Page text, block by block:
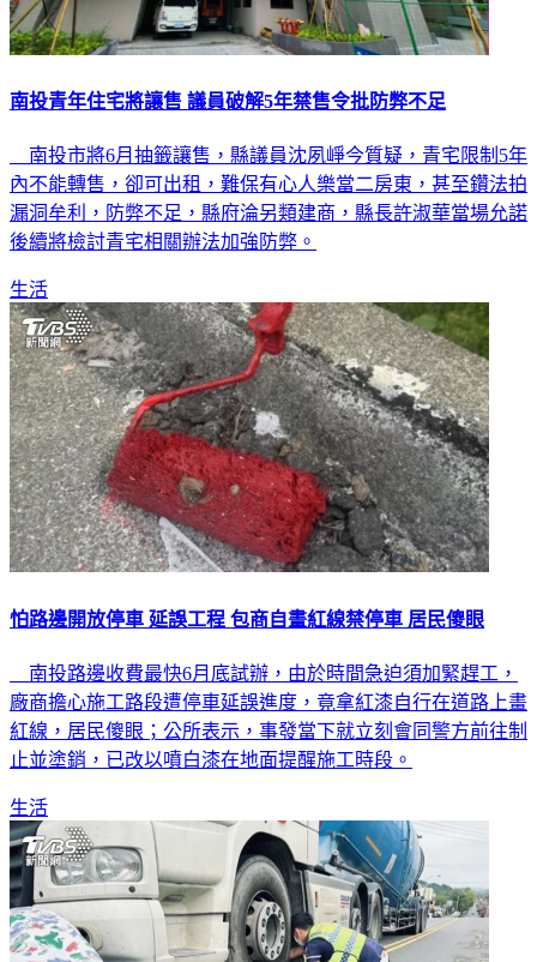
南投青年住宅將讓售 議員破解5年禁售令批防弊不足
南投市將6月抽籤讓售，縣議員沈夙崢今質疑，青宅限制5年
內不能轉售，卻可出租，難保有心人樂當二房東，甚至鑽法拍
漏洞牟利，防弊不足，縣府淪另類建商，縣長許淑華當場允諾
後續將檢討青宅相關辦法加強防弊。
生活
怕路邊開放停車 延誤工程 包商自畫紅線禁停車 居民傻眼
南投路邊收費最快6月底試辦，由於時間急迫須加緊趕工，
廠商擔心施工路段遭停車延誤進度，竟拿紅漆自行在道路上畫
紅線，居民傻眼；公所表示，事發當下就立刻會同警方前往制
止並塗銷，已改以噴白漆在地面提醒施工時段。
生活